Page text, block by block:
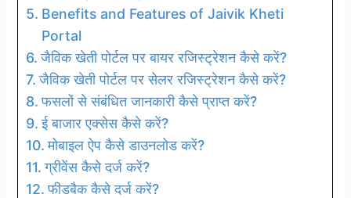
Benefits and Features of Jaivik Kheti
Portal
जैविक खेती पोर्टल पर बायर रजिस्ट्रेशन कैसे करें?
जैविक खेती पोर्टल पर सेलर रजिस्ट्रेशन कैसे करें?
फसलों से संबंधित जानकारी कैसे प्राप्त करें?
ई बाजार एक्सेस कैसे करें?
मोबाइल ऐप कैसे डाउनलोड करें?
ग्रीवेंस कैसे दर्ज करें?
फीडबैक कैसे दर्ज करें?